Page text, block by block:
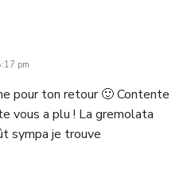
pm
pour ton retour 🙂 Contente
vous a plu ! La gremolata
sympa je trouve